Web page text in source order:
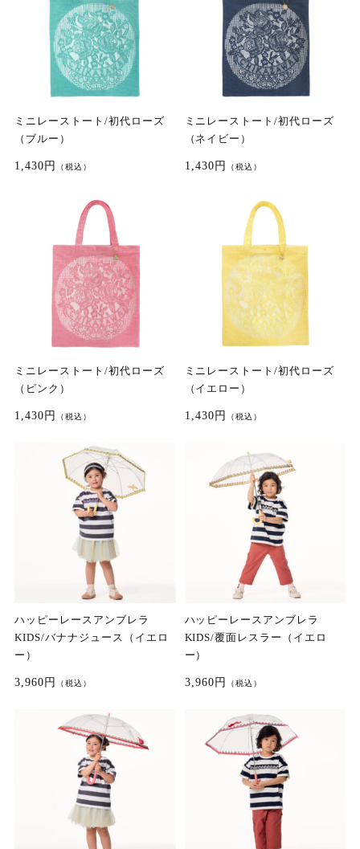
ミニレーストート/初代ローズ
（ブルー）
1,430円 （税込）
ミニレーストート/初代ローズ
（ネイビー）
1,430円 （税込）
ミニレーストート/初代ローズ
（ピンク）
1,430円 （税込）
ミニレーストート/初代ローズ
（イエロー）
1,430円 （税込）
ハッピーレースアンブレラ
KIDS/バナナジュース（イエロ
ー）
3,960円 （税込）
ハッピーレースアンブレラ
KIDS/覆面レスラー（イエロ
ー）
3,960円 （税込）